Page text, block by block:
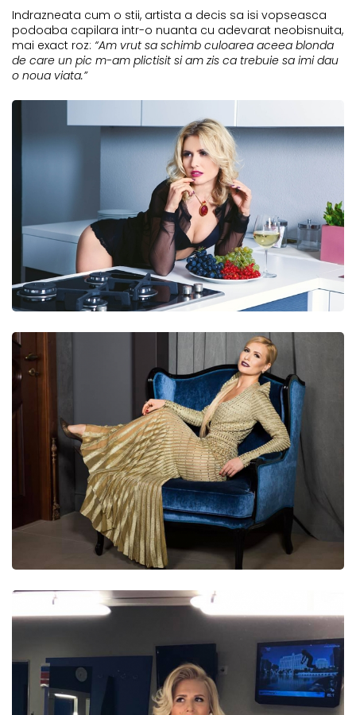
Indrazneata cum o stii, artista a decis sa isi vopseasca
podoaba capilara intr-o nuanta cu adevarat neobisnuita,
mai exact roz: “Am vrut sa schimb culoarea aceea blonda
de care un pic m-am plictisit si am zis ca trebuie sa imi dau
o noua viata.”